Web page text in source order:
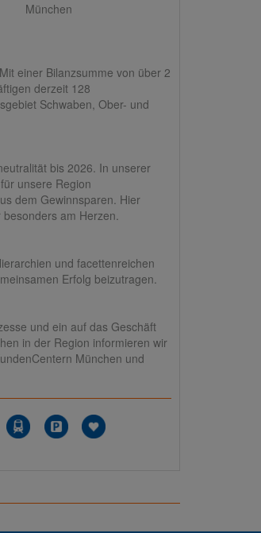
München
einer Bilanzsumme von über 2
derzeit 128
Schwaben, Ober- und
bis 2026. In unserer
unsere Region
dem Gewinnsparen. Hier
am Herzen.
und facettenreichen
Erfolg beizutragen.
und ein auf das Geschäft
in der Region informieren wir
München und